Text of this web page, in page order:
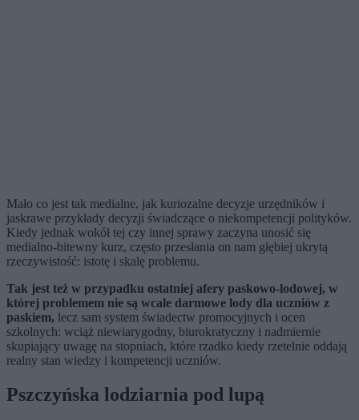
Mało co jest tak medialne, jak kuriozalne decyzje urzędników i
jaskrawe przykłady decyzji świadczące o niekompetencji polityków.
Kiedy jednak wokół tej czy innej sprawy zaczyna unosić się
medialno-bitewny kurz, często przesłania on nam głębiej ukrytą
rzeczywistość: istotę i skalę problemu.
Tak jest też w przypadku ostatniej afery paskowo-lodowej, w
której problemem nie są wcale darmowe lody dla uczniów z
paskiem, lecz sam system świadectw promocyjnych i ocen
szkolnych: wciąż niewiarygodny, biurokratyczny i nadmiernie
skupiający uwagę na stopniach, które rzadko kiedy rzetelnie oddają
realny stan wiedzy i kompetencji uczniów.
Pszczyńska lodziarnia pod lupą